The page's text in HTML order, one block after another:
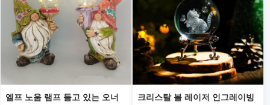
엘프 노움 램프 들고 있는 오너
크리스탈 볼 레이저 인그레이빙